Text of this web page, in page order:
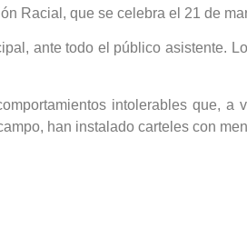
Racial, que se celebra el 21 de
ante todo el público asistente.
intolerables que, a
han instalado carteles con